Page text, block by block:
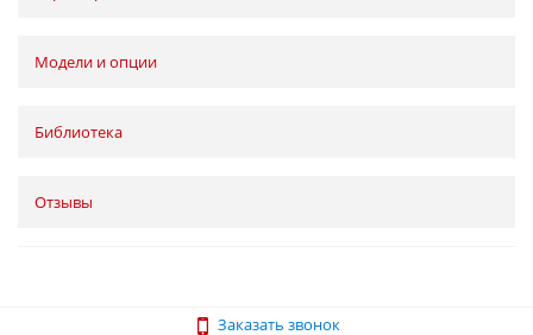
Модели и опции
Библиотека
Отзывы
Заказать звонок